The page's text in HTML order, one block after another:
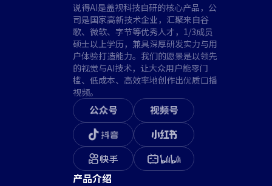
说得AI是盖视科技自研的核心产品，公
司是国家高新技术企业，汇聚来自谷
歌、微软、字节等优秀人才，1/3成员
硕士以上学历，兼具深厚研发实力与用
户体验打造能力。我们的愿景是以领先
的视觉与AI技术，让大众用户能零门
槛、低成本、高效率地创作出优质口播
视频。
产品介绍